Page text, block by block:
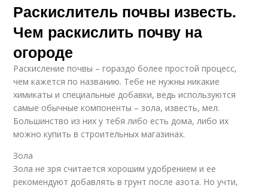
Раскислитель почвы известь.
Чем раскислить почву на
огороде
Раскисление почвы – гораздо более простой процесс,
чем кажется по названию. Тебе не нужны никакие
химикаты и специальные добавки, ведь используются
самые обычные компоненты – зола, известь, мел.
Большинство из них у тебя либо есть дома, либо их
можно купить в строительных магазинах.
Зола
Зола не зря считается хорошим удобрением и ее
рекомендуют добавлять в грунт после азота. Но учти,